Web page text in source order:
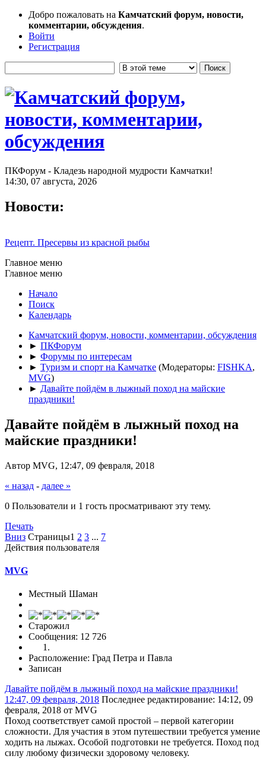
Добро пожаловать на Камчатский форум, новости,
комментарии, обсуждения.
Войти
Регистрация
ПКФорум - Кладезь народной мудрости Камчатки!
14:30, 07 августа, 2026
Новости:
Рецепт. Пресервы из красной рыбы
Главное меню
Главное меню
Начало
Поиск
Календарь
Камчатский форум, новости, комментарии, обсуждения
► ПКФорум
► Форумы по интересам
► Туризм и спорт на Камчатке (Модераторы: FISHKA,
MVG)
► Давайте пойдём в лыжный поход на майские
праздники!
Давайте пойдём в лыжный поход на
майские праздники!
Автор MVG, 12:47, 09 февраля, 2018
« назад - далее »
0 Пользователи и 1 гость просматривают эту тему.
Печать
Вниз Страницы1 2 3 ... 7
Действия пользователя
MVG
Местный Шаман
Старожил
Сообщения: 12 726
Расположение: Град Петра и Павла
Записан
Давайте пойдём в лыжный поход на майские праздники!
12:47, 09 февраля, 2018 Последнее редактирование: 14:12, 09
февраля, 2018 от MVG
Поход соответствует самой простой – первой категории
сложности. Для участия в этом путешествии требуется умение
ходить на лыжах. Особой подготовки не требуется. Поход под
силу любому физически здоровому человеку.